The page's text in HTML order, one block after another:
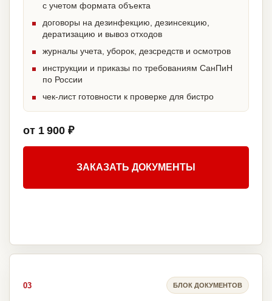
с учетом формата объекта
договоры на дезинфекцию, дезинсекцию,
дератизацию и вывоз отходов
журналы учета, уборок, дезсредств и осмотров
инструкции и приказы по требованиям СанПиН
по России
чек-лист готовности к проверке для бистро
от 1 900 ₽
ЗАКАЗАТЬ ДОКУМЕНТЫ
03 БЛОК ДОКУМЕНТОВ